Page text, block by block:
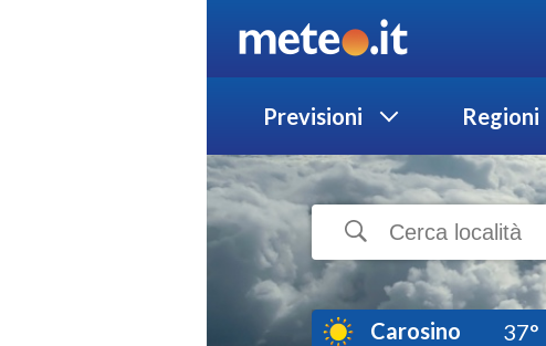
Previsioni Regioni
Carosino 37°